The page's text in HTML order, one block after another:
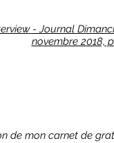
- Journal
novembre 2018,
de mon carnet de